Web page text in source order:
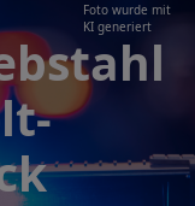
Foto wurde mit
KI generiert